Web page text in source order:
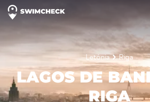
Letónia Riga
LAGOS DE
RIGA